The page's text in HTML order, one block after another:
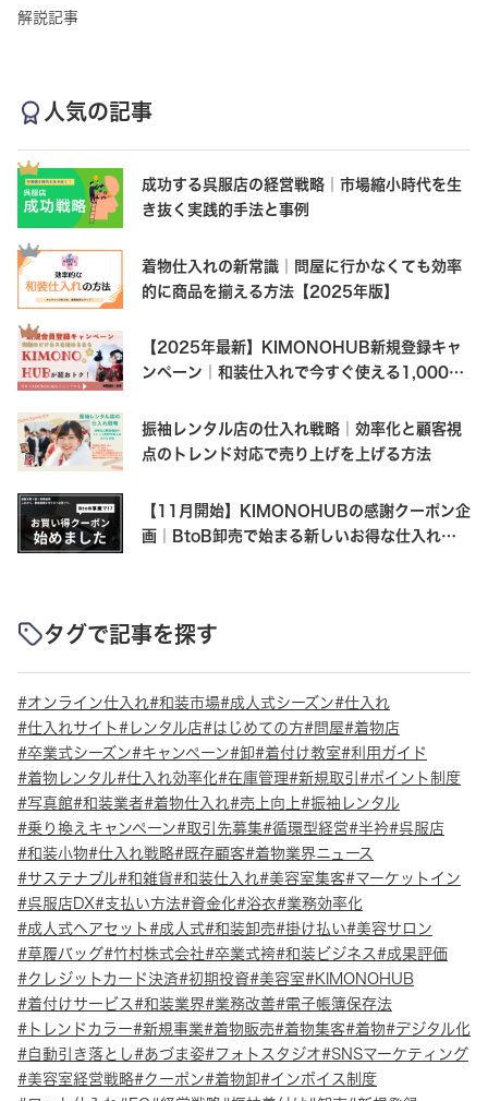
解説記事
人気の記事
成功する呉服店の経営戦略｜市場縮小時代を生
き抜く実践的手法と事例
着物仕入れの新常識｜問屋に行かなくても効率
的に商品を揃える方法【2025年版】
【2025年最新】KIMONOHUB新規登録キャ
ンペーン｜和装仕入れで今すぐ使える1,000円
振袖レンタル店の仕入れ戦略｜効率化と顧客視
点のトレンド対応で売り上げを上げる方法
【11月開始】KIMONOHUBの感謝クーポン企
画｜BtoB卸売で始まる新しいお得な仕入れ体
タグで記事を探す
オンライン仕入れ 和装市場 成人式シーズン
仕入れ
仕入れサイト
レンタル店 はじめての方 問屋
着物店
卒業式シーズン
キャンペーン 卸 着付け教室
利用ガイド
着物レンタル
仕入れ効率化 在庫管理 新規取引
ポイント制度
写真館
和装業者 着物仕入れ 売上向上
振袖レンタル
乗り換えキャンペーン
取引先募集 循環型経営 半衿
呉服店
和装小物
仕入れ戦略 既存顧客
着物業界ニュース
サステナブル
和雑貨 和装仕入れ 美容室集客
マーケットイン
呉服店DX
支払い方法 資金化 浴衣
業務効率化
成人式ヘアセット
成人式 和装卸売 掛け払い
美容サロン
草履バッグ
竹村株式会社 卒業式袴 和装ビジネス
成果評価
クレジットカード決済
初期投資 美容室
KIMONOHUB
着付けサービス
和装業界 業務改善
電子帳簿保存法
トレンドカラー
新規事業 着物販売 着物集客 着物
デジタル化
自動引き落とし
あづま姿 フォトスタジオ
SNSマーケティング
美容室経営戦略
クーポン 着物卸
インボイス制度